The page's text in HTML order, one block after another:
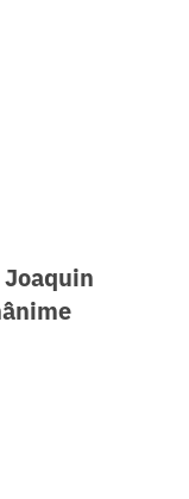
Joaquin